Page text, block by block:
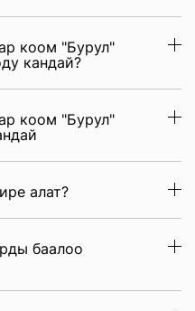
коом "Бурул"
кандай?
коом "Бурул"
алат?
баалоо